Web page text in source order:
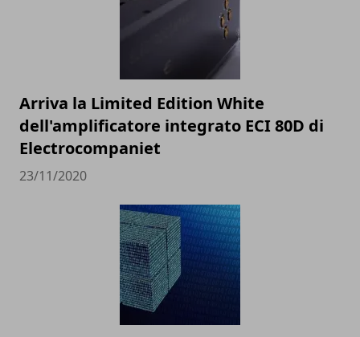
Arriva la Limited Edition White
dell'amplificatore integrato ECI 80D di
Electrocompaniet
23/11/2020